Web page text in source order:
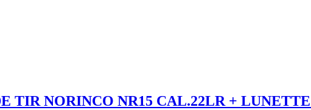
TIR NORINCO NR15 CAL.22LR +